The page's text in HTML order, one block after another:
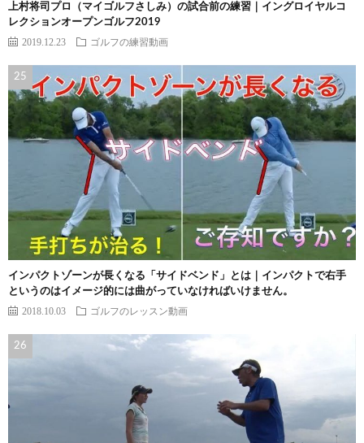
上村将司プロ（マイゴルフさしみ）の試合前の練習｜イングロイヤルコ
レクションオープンゴルフ2019
2019.12.23 ゴルフの練習動画
インパクトゾーンが長くなる「サイドベンド」とは｜インパクトで右手
というのはイメージ的には曲がっていなければいけません。
2018.10.03 ゴルフのレッスン動画